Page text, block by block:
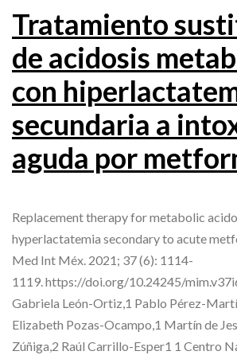
Tratamiento
de acidosis
con
secundaria a
aguda por
Replacement therapy for metabolic
hyperlactatemia secondary to acute
Med Int Méx. 2021; 37 (6): 1114-
1119. https://doi.org/10.24245/
Gabriela León-Ortiz,1 Pablo Pérez-
Elizabeth Pozas-Ocampo,1 Martín de
Zúñiga,2 Raúl Carrillo-Esper1 1 Centro